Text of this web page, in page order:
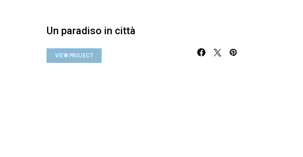
Un paradiso in città
VIEW PROJECT